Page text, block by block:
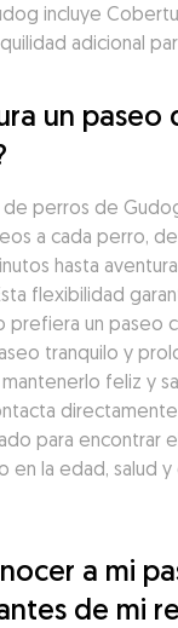
incluye
adicional
un paseo
perros de
a cada perro,
hasta
flexibilidad
prefiera un paseo
tranquilo y
feliz y
para encontrar
en la edad, salud
a mi
de mi